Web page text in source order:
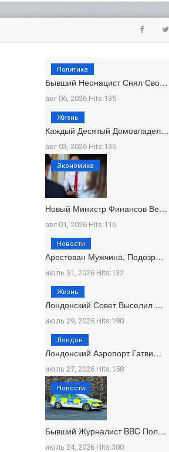
Бывший Неонацист Снял Сво…
авг 06, 2026 Hits:135
Политика
Каждый Десятый Домовладел…
авг 03, 2026 Hits:136
Жизнь
Новый Министр Финансов Ве…
авг 01, 2026 Hits:116
Экономика
Арестован Мужчина, Подозр…
июль 31, 2026 Hits:132
Новости
Лондонский Совет Выселил …
июль 29, 2026 Hits:190
Жизнь
Лондонский Аэропорт Гатви…
июль 27, 2026 Hits:158
Лондон
Бывший Журналист BBC Пол…
июль 24, 2026 Hits:300
Новости